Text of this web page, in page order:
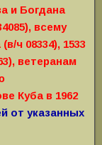
и Богдана
всему
ч 08334), 1533
ветеранам
Куба в 1962
от указанных